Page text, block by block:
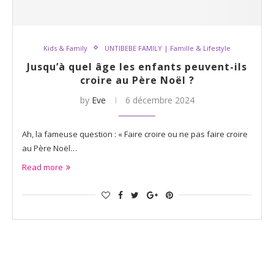
Kids & Family UNTIBEBE FAMILY | Famille & Lifestyle
Jusqu’à quel âge les enfants peuvent-ils
croire au Père Noël ?
by Eve 6 décembre 2024
Ah, la fameuse question : « Faire croire ou ne pas faire croire
au Père Noël…
Read more